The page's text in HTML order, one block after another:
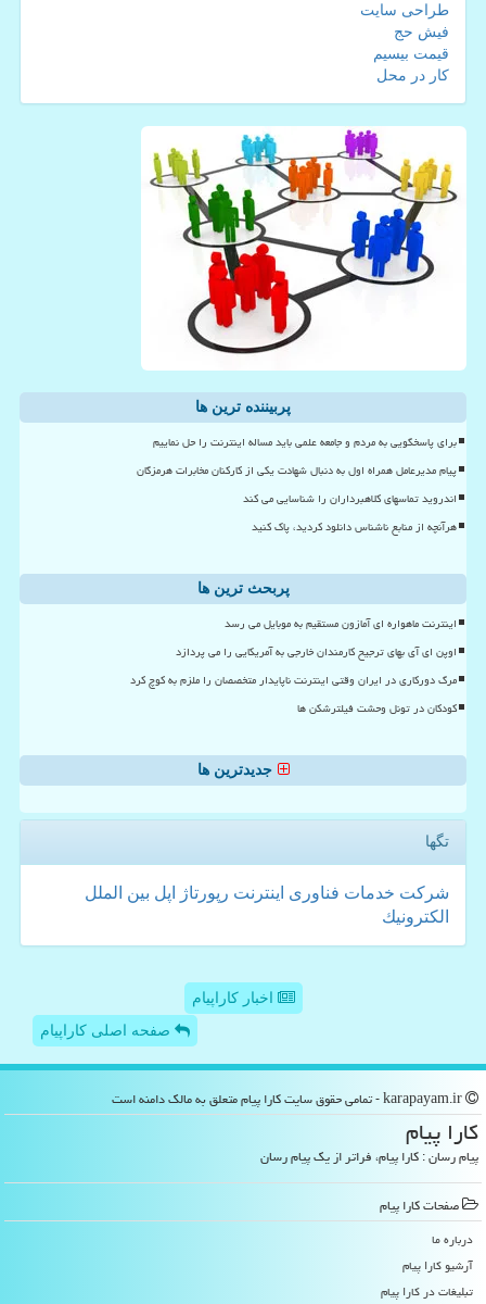
طراحی سایت
فیش حج
قیمت بیسیم
کار در محل
پربیننده ترین ها
برای پاسخگویی به مردم و جامعه علمی باید مساله اینترنت را حل نماییم
پیام مدیرعامل همراه اول به دنبال شهادت یکی از کارکنان مخابرات هرمزگان
اندروید تماسهای کلاهبرداران را شناسایی می کند
هرآنچه از منابع ناشناس دانلود کردید، پاک کنید
پربحث ترین ها
اینترنت ماهواره ای آمازون مستقیم به موبایل می رسد
اوپن ای آی بهای ترجیح کارمندان خارجی به آمریکایی را می پردازد
مرگ دورکاری در ایران وقتی اینترنت ناپایدار متخصصان را ملزم به کوچ کرد
کودکان در تونل وحشت فیلترشکن ها
جدیدترین ها
تگها
شركت خدمات فناوری اینترنت رپورتاژ اپل بین الملل
الكترونیك
اخبار کاراپیام
صفحه اصلی کاراپیام
كارا پیام
پیام رسان : کارا پیام، فراتر از یک پیام رسان
صفحات كارا پیام
درباره ما
آرشیو كارا پیام
تبلیغات در كارا پیام